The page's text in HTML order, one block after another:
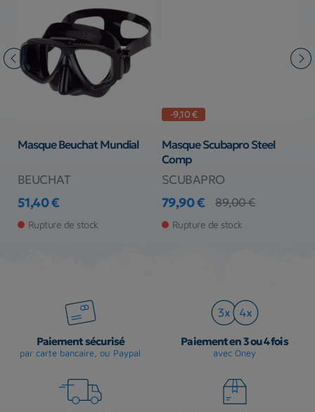
Masque Beuchat Mundial
BEUCHAT
Prix
51,40 €
Rupture de stock
-9,10 €
Masque Scubapro Steel
Comp
SCUBAPRO
Prix
79,90 €
Prix de base
89,00 €
Rupture de stock
Paiement sécurisé
par carte bancaire, ou Paypal
Paiement en 3 ou 4 fois
avec Oney